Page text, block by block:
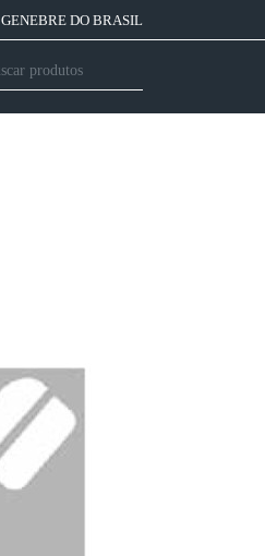
GENEBRE DO BRASIL